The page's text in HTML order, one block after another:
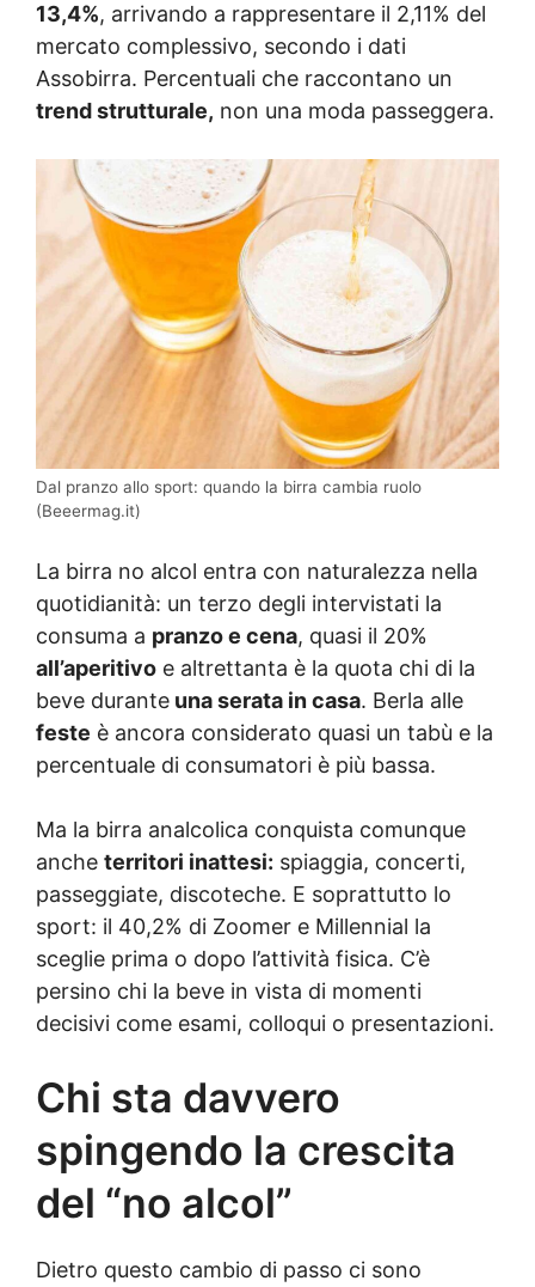
13,4%, arrivando a rappresentare il 2,11% del
mercato complessivo, secondo i dati
Assobirra. Percentuali che raccontano un
trend strutturale, non una moda passeggera.
Dal pranzo allo sport: quando la birra cambia ruolo
(Beeermag.it)
La birra no alcol entra con naturalezza nella
quotidianità: un terzo degli intervistati la
consuma a pranzo e cena, quasi il 20%
all’aperitivo e altrettanta è la quota chi di la
beve durante una serata in casa. Berla alle
feste è ancora considerato quasi un tabù e la
percentuale di consumatori è più bassa.
Ma la birra analcolica conquista comunque
anche territori inattesi: spiaggia, concerti,
passeggiate, discoteche. E soprattutto lo
sport: il 40,2% di Zoomer e Millennial la
sceglie prima o dopo l’attività fisica. C’è
persino chi la beve in vista di momenti
decisivi come esami, colloqui o presentazioni.
Chi sta davvero
spingendo la crescita
del “no alcol”
Dietro questo cambio di passo ci sono